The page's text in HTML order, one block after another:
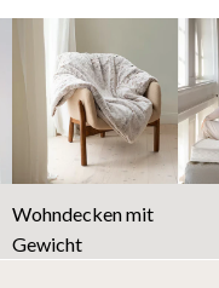
Wohndecken mit
Gewicht